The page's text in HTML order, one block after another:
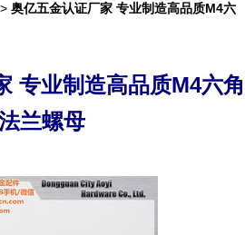
> 奥亿五金认证厂家 专业制造高品质M4六
专业制造高品质M4六角
兰螺母